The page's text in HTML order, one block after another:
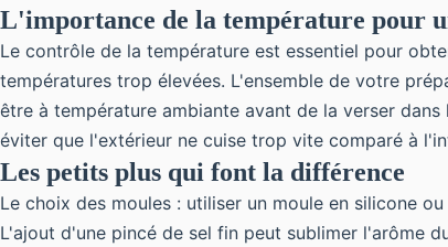
L'importance de la température pour
Le contrôle de la température est essentiel pour
températures trop élevées. L'ensemble de votre
être à température ambiante avant de la verser dans
éviter que l'extérieur ne cuise trop vite comparé à
Les petits plus qui font la différence
Le choix des moules : utiliser un moule en silicone
L'ajout d'une pincé de sel fin peut sublimer l'arôme